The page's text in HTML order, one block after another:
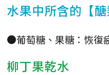
水果中所含的【
●葡萄糖、果糖：恢復
柳丁果乾水